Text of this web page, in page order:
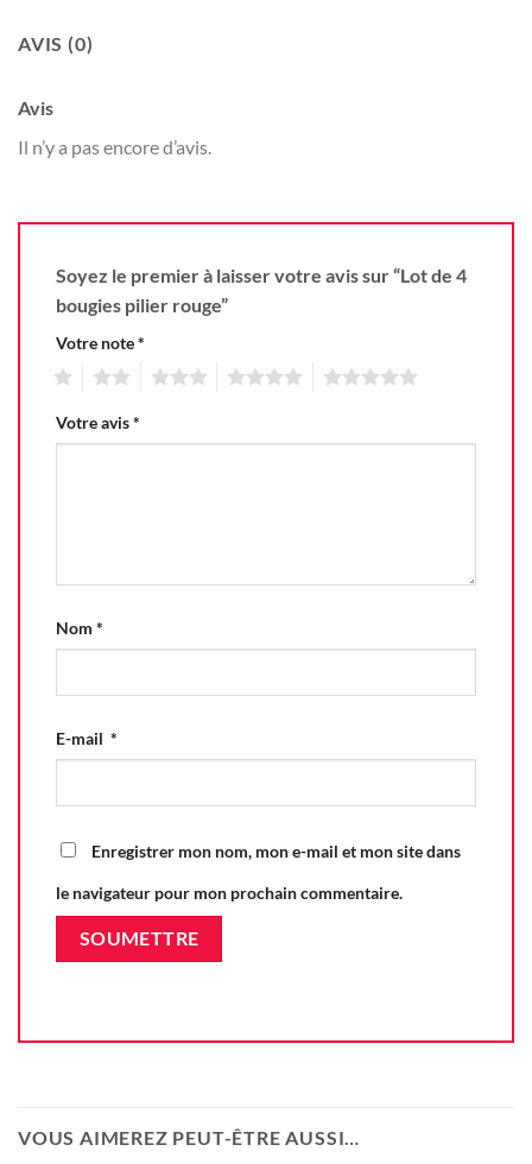
AVIS (0)
Avis
Il n’y a pas encore d’avis.
Soyez le premier à laisser votre avis sur “Lot de 4
bougies pilier rouge”
Votre note*
Votre avis*
Nom *
E-mail *
Enregistrer mon nom, mon e-mail et mon site dans
le navigateur pour mon prochain commentaire.
VOUS AIMEREZ PEUT-ÊTRE AUSSI…